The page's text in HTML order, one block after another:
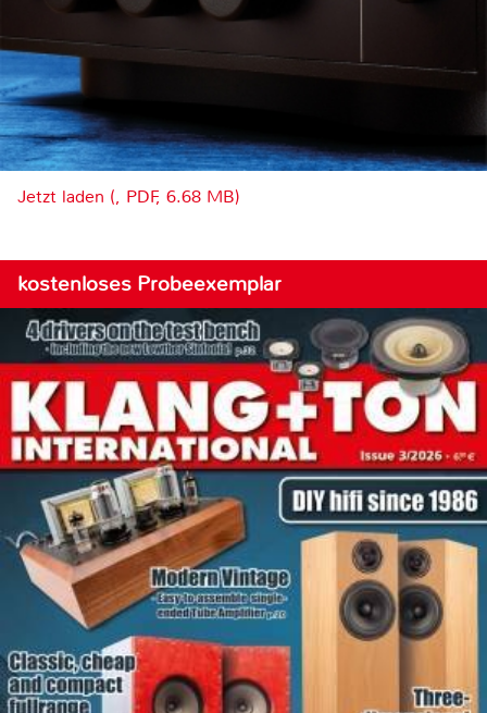
Jetzt laden (, PDF, 6.68 MB)
kostenloses Probeexemplar